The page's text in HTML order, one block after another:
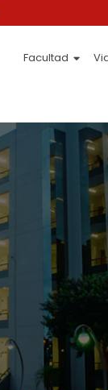
Facultad